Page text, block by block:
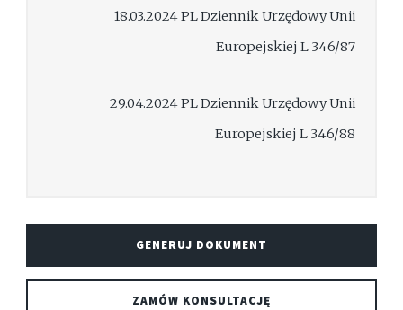
18.03.2024 PL Dziennik Urzędowy Unii
Europejskiej L 346/87
29.04.2024 PL Dziennik Urzędowy Unii
Europejskiej L 346/88
GENERUJ DOKUMENT
ZAMÓW KONSULTACJĘ